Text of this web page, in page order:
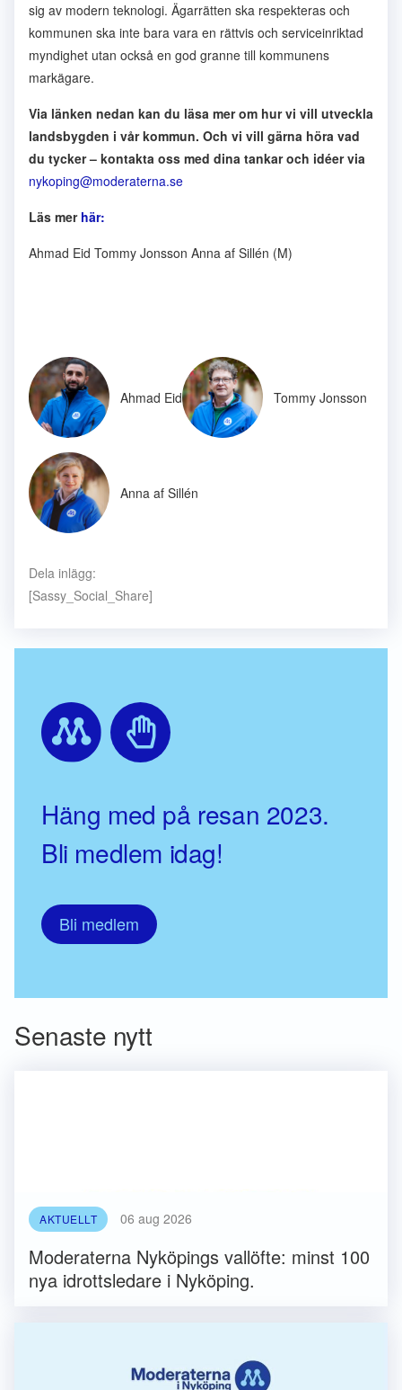
sig av modern teknologi. Ägarrätten ska respekteras och
kommunen ska inte bara vara en rättvis och serviceinriktad
myndighet utan också en god granne till kommunens
markägare.
Via länken nedan kan du läsa mer om hur vi vill utveckla
landsbygden i vår kommun. Och vi vill gärna höra vad
du tycker – kontakta oss med dina tankar och idéer via
nykoping@moderaterna.se
Läs mer här:
Ahmad Eid Tommy Jonsson Anna af Sillén (M)
Ahmad Eid Tommy Jonsson
Anna af Sillén
Dela inlägg:
[Sassy_Social_Share]
Häng med på resan 2023.
Bli medlem idag!
Bli medlem
Senaste nytt
AKTUELLT 06 aug 2026
Moderaterna Nyköpings vallöfte: minst 100
nya idrottsledare i Nyköping.